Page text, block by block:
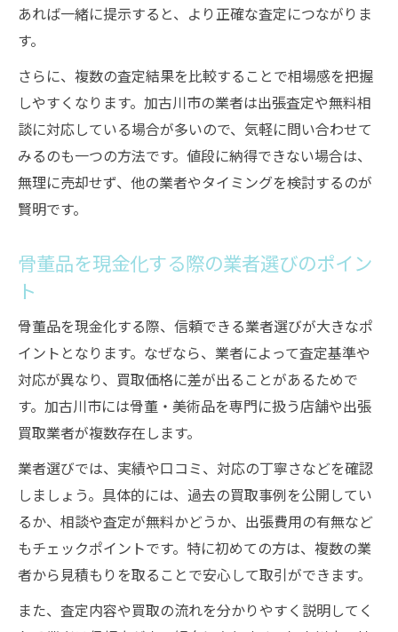
あれば一緒に提示すると、より正確な査定につながりま
す。
さらに、複数の査定結果を比較することで相場感を把握
しやすくなります。加古川市の業者は出張査定や無料相
談に対応している場合が多いので、気軽に問い合わせて
みるのも一つの方法です。値段に納得できない場合は、
無理に売却せず、他の業者やタイミングを検討するのが
賢明です。
骨董品を現金化する際の業者選びのポイン
ト
骨董品を現金化する際、信頼できる業者選びが大きなポ
イントとなります。なぜなら、業者によって査定基準や
対応が異なり、買取価格に差が出ることがあるためで
す。加古川市には骨董・美術品を専門に扱う店舗や出張
買取業者が複数存在します。
業者選びでは、実績や口コミ、対応の丁寧さなどを確認
しましょう。具体的には、過去の買取事例を公開してい
るか、相談や査定が無料かどうか、出張費用の有無など
もチェックポイントです。特に初めての方は、複数の業
者から見積もりを取ることで安心して取引ができます。
また、査定内容や買取の流れを分かりやすく説明してく